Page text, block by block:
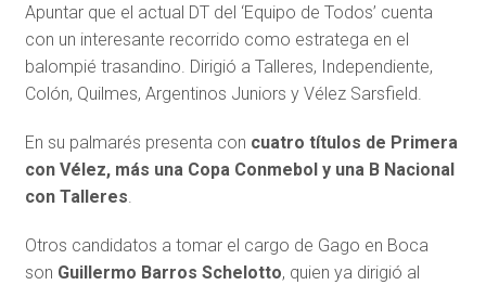
Apuntar que el actual DT del ‘Equipo de Todos’ cuenta
con un interesante recorrido como estratega en el
balompié trasandino. Dirigió a Talleres, Independiente,
Colón, Quilmes, Argentinos Juniors y Vélez Sarsfield.
En su palmarés presenta con cuatro títulos de Primera
con Vélez, más una Copa Conmebol y una B Nacional
con Talleres
Otros candidatos a tomar el cargo de Gago en Boca
son Guillermo Barros Schelotto, quien ya dirigió al